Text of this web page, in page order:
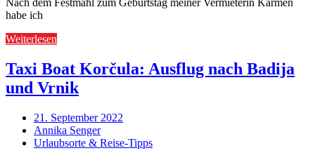
Nach dem Festmahl zum Geburtstag meiner Vermieterin Karmen
habe ich
Weiterlesen
Taxi Boat Korčula: Ausflug nach Badija
und Vrnik
21. September 2022
Annika Senger
Urlaubsorte & Reise-Tipps